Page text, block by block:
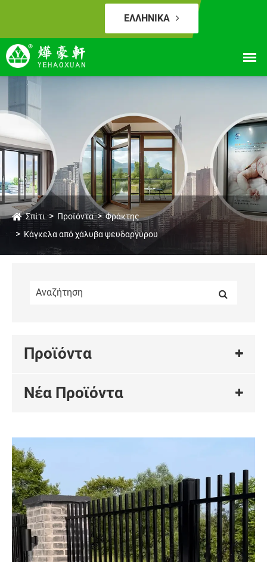
ΕΛΛΗΝΙΚΆ
Σπίτι Προϊόντα
Φράκτης
Κάγκελα από χάλυβα ψευδαργύρου
Προϊόντα
Νέα Προϊόντα